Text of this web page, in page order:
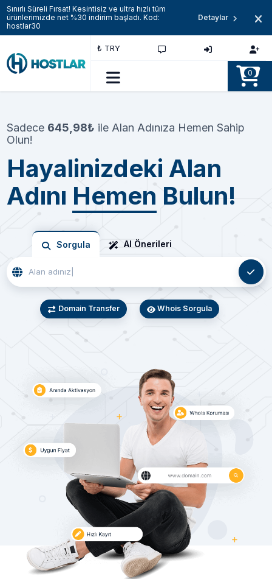
Sınırlı Süreli Fırsat! Kesintisiz ve ultra hızlı tüm
ürünlerimizde net %30 indirim başladı. Kod:
hostlar30
Detaylar
₺ TRY
0
Sadece 645,98₺ ile Alan Adınıza Hemen Sahip
Olun!
Hayalinizdeki Alan
Adını Hemen Bulun!
Sorgula AI Önerileri
Domain Transfer Whois Sorgula